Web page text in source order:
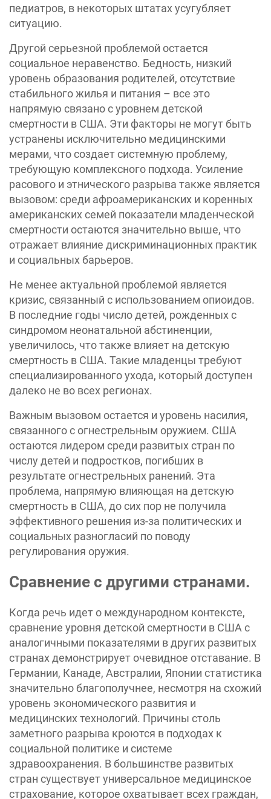
педиатров, в некоторых штатах усугубляет
ситуацию.
Другой серьезной проблемой остается
социальное неравенство. Бедность, низкий
уровень образования родителей, отсутствие
стабильного жилья и питания – все это
напрямую связано с уровнем детской
смертности в США. Эти факторы не могут быть
устранены исключительно медицинскими
мерами, что создает системную проблему,
требующую комплексного подхода. Усиление
расового и этнического разрыва также является
вызовом: среди афроамериканских и коренных
американских семей показатели младенческой
смертности остаются значительно выше, что
отражает влияние дискриминационных практик
и социальных барьеров.
Не менее актуальной проблемой является
кризис, связанный с использованием опиоидов.
В последние годы число детей, рожденных с
синдромом неонатальной абстиненции,
увеличилось, что также влияет на детскую
смертность в США. Такие младенцы требуют
специализированного ухода, который доступен
далеко не во всех регионах.
Важным вызовом остается и уровень насилия,
связанного с огнестрельным оружием. США
остаются лидером среди развитых стран по
числу детей и подростков, погибших в
результате огнестрельных ранений. Эта
проблема, напрямую влияющая на детскую
смертность в США, до сих пор не получила
эффективного решения из-за политических и
социальных разногласий по поводу
регулирования оружия.
Сравнение с другими странами.
Когда речь идет о международном контексте,
сравнение уровня детской смертности в США с
аналогичными показателями в других развитых
странах демонстрирует очевидное отставание. В
Германии, Канаде, Австралии, Японии статистика
значительно благополучнее, несмотря на схожий
уровень экономического развития и
медицинских технологий. Причины столь
заметного разрыва кроются в подходах к
социальной политике и системе
здравоохранения. В большинстве развитых
стран существует универсальное медицинское
страхование, которое охватывает всех граждан,